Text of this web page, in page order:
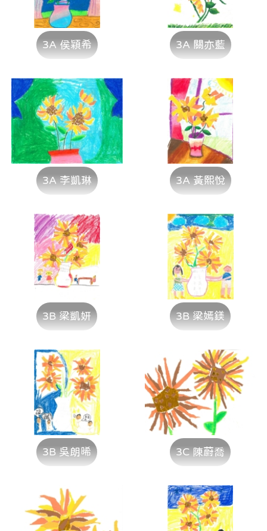
3A 侯穎希 3A 關亦藍
3A 李凱琳 3A 黃熙悅
3B 梁凱妍 3B 梁嫣鎂
3B 吳朗晞 3C 陳蔚喬